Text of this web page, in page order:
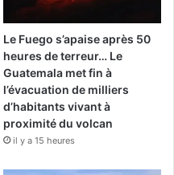
Le Fuego s’apaise après 50
heures de terreur… Le
Guatemala met fin à
l’évacuation de milliers
d’habitants vivant à
proximité du volcan
il y a 15 heures